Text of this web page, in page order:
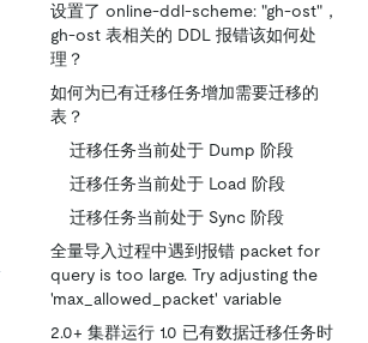
设置了 online-ddl-scheme: "gh-ost"，
gh-ost 表相关的 DDL 报错该如何处
理？
如何为已有迁移任务增加需要迁移的
表？
迁移任务当前处于 Dump 阶段
迁移任务当前处于 Load 阶段
迁移任务当前处于 Sync 阶段
全量导入过程中遇到报错 packet for
query is too large. Try adjusting the
'max_allowed_packet' variable
2.0+ 集群运行 1.0 已有数据迁移任务时